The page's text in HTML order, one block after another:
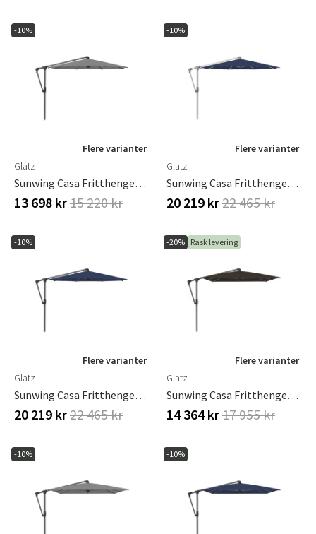
-10%
Flere varianter
Glatz
Sunwing Casa Fritthengende Parasoll 300 Cm Kat.4 Antrasitt Aluminium / 420 Smoke Glatz
13 698 kr15 220 kr
-10%
Flere varianter
Glatz
Sunwing Casa Fritthengende Parasoll 300 Cm Kat.5 Anodisert Aluminium/530 Atlantic Glatz
20 219 kr22 465 kr
-10%
Flere varianter
Glatz
Sunwing Casa Fritthengende Parasoll 300 Cm Kat.5 Antrasitt Aluminium / 530 Atlantic Glatz
20 219 kr22 465 kr
-20% Rask levering
Flere varianter
Glatz
Sunwing Casa Fritthengende Parasoll 300 X 240 Cm Kat.4 Antrasitt Aluminium / 408 Black Glatz
14 364 kr17 955 kr
-10% -10%